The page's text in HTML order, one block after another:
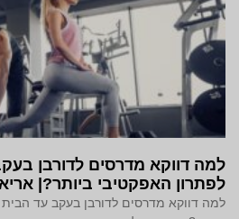
למה דווקא מדרסים לדורבן
לפתרון האפקטיבי ביותר?|
למה דווקא מדרסים לדורבן בעקב עד